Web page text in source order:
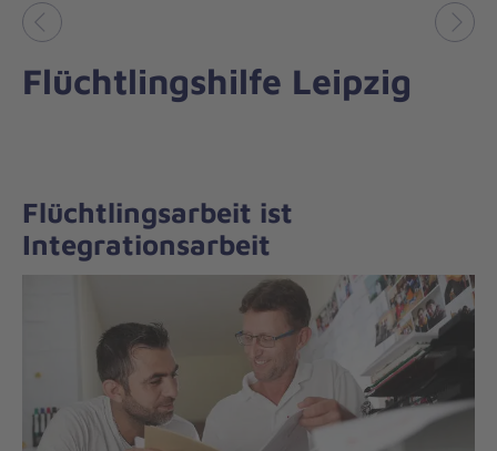
Vorheriges
Flüchtlingshilfe Leipzig
Flüchtlingsarbeit ist
Integrationsarbeit